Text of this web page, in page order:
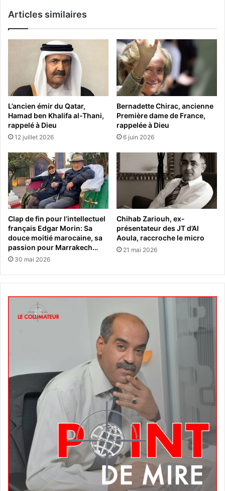
Articles similaires
L’ancien émir du Qatar,
Hamad ben Khalifa al-Thani,
rappelé à Dieu
12 juillet 2026
Bernadette Chirac, ancienne
Première dame de France,
rappelée à Dieu
6 juin 2026
Clap de fin pour l’intellectuel
français Edgar Morin: Sa
douce moitié marocaine, sa
passion pour Marrakech…
30 mai 2026
Chihab Zariouh, ex-
présentateur des JT d’Al
Aoula, raccroche le micro
21 mai 2026